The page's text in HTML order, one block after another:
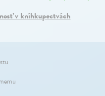
v kníhkupectvách